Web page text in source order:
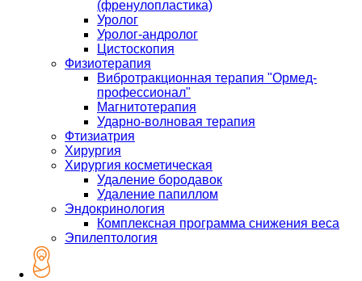
(френулопластика)
Уролог
Уролог-андролог
Цистоскопия
Физиотерапия
Вибротракционная терапия "Ормед-
профессионал"
Магнитотерапия
Ударно-волновая терапия
Фтизиатрия
Хирургия
Хирургия косметическая
Удаление бородавок
Удаление папиллом
Эндокринология
Комплексная программа снижения веса
Эпилептология